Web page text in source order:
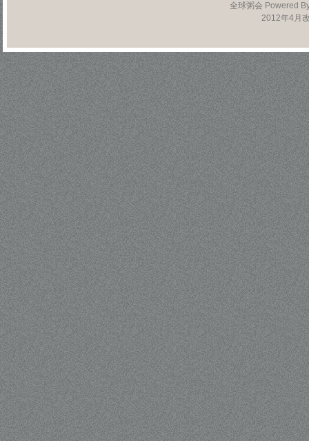
全球粥会 Powered
2012年4月